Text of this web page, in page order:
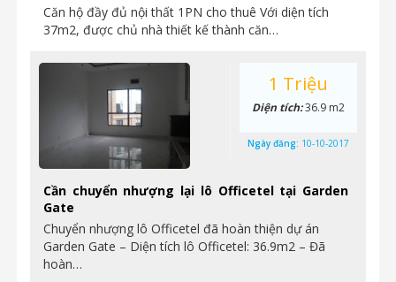
Căn hộ đầy đủ nội thất 1PN cho thuê Với diện tích
37m2, được chủ nhà thiết kế thành căn…
Cần chuyển nhượng lại lô Officetel tại Garden
Gate
Chuyển nhượng lô Officetel đã hoàn thiện dự án
Garden Gate – Diện tích lô Officetel: 36.9m2 – Đã
hoàn…
1 Triệu
Diện tích:36.9 m2
Ngày đăng: 10-10-2017